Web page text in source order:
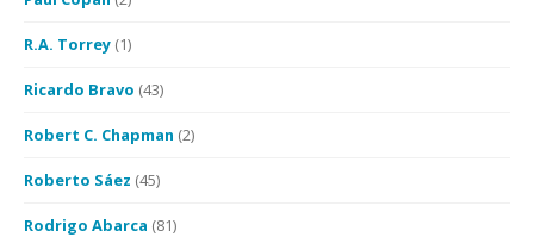
R.A. Torrey (1)
Ricardo Bravo (43)
Robert C. Chapman (2)
Roberto Sáez (45)
Rodrigo Abarca (81)